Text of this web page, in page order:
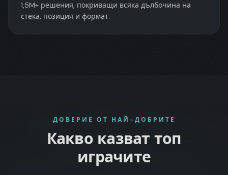
1,5M+ решения, покриващи всяка дълбочина на
стека, позиция и формат.
ДОВЕРИЕ ОТ НАЙ-ДОБРИТЕ
Какво казват топ
играчите